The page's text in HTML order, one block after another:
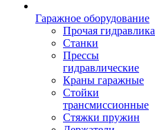
Гаражное оборудование
Прочая гидравлика
Станки
Прессы
гидравлические
Краны гаражные
Стойки
трансмиссионные
Стяжки пружин